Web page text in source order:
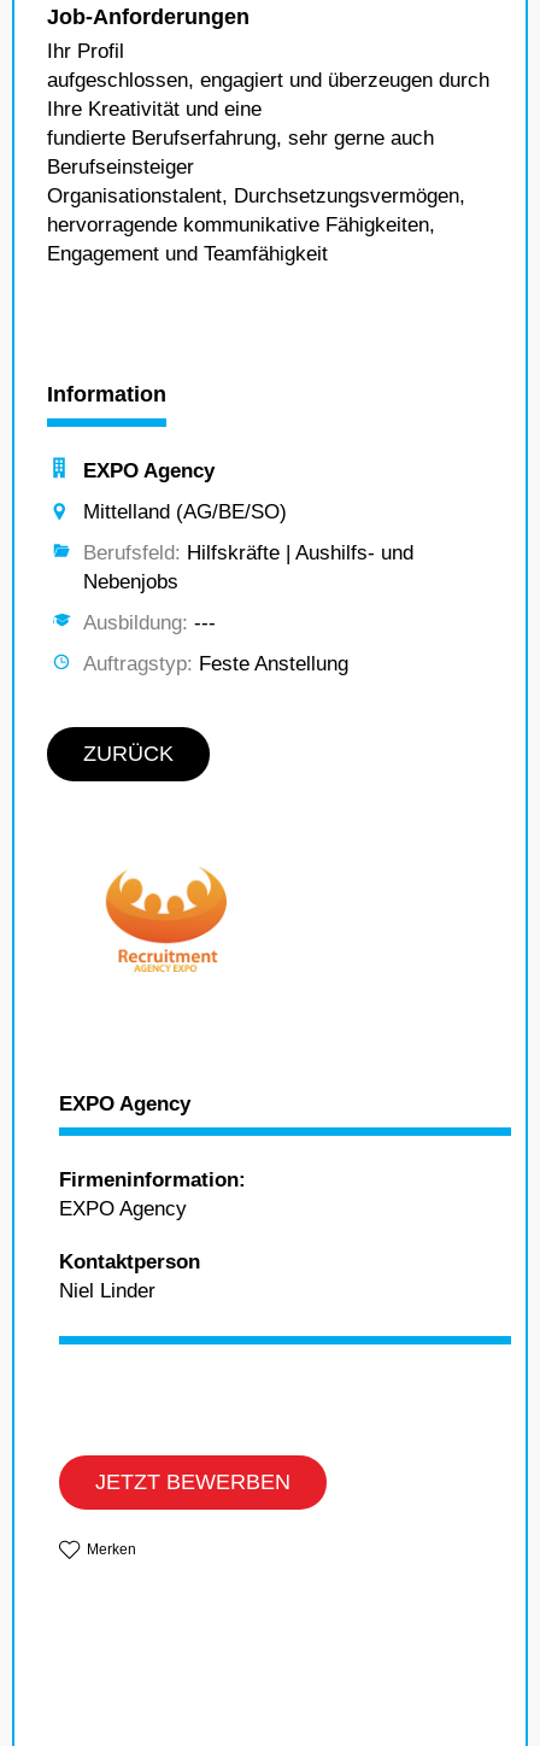
Job-Anforderungen
Ihr Profil
aufgeschlossen, engagiert und überzeugen durch
Ihre Kreativität und eine
fundierte Berufserfahrung, sehr gerne auch
Berufseinsteiger
Organisationstalent, Durchsetzungsvermögen,
hervorragende kommunikative Fähigkeiten,
Engagement und Teamfähigkeit
Information
EXPO Agency
Mittelland (AG/BE/SO)
Berufsfeld: Hilfskräfte | Aushilfs- und
Nebenjobs
Ausbildung: ---
Auftragstyp: Feste Anstellung
ZURÜCK
EXPO Agency
Firmeninformation:
EXPO Agency
Kontaktperson
Niel Linder
JETZT BEWERBEN
Merken